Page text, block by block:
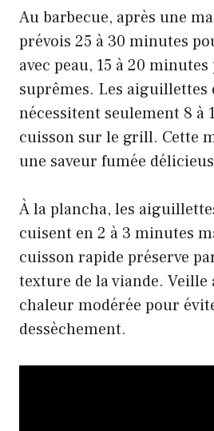
Au barbecue, après une
prévois 25 à 30 minutes
avec peau, 15 à 20
suprêmes. Les aiguillettes
nécessitent seulement 8 à
cuisson sur le grill. Cette
une saveur fumée
À la plancha, les
cuisent en 2 à 3 minutes
cuisson rapide préserve
texture de la viande.
chaleur modérée pour
dessèchement.